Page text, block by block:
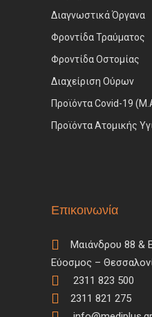
Διαγνωστικά Όργανα
Φροντίδα Τραύματος
Φροντίδα Οστομίας
Διαχείριση Ούρων
Προϊόντα Covid-19
Προϊόντα Ατομικής
Επικοινωνία
Μαιάνδρου 88 &
Εύοσμος –
2311 823 500
2311 821 275